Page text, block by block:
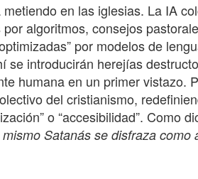
en las iglesias. La IA
algoritmos, consejos
por modelos de
se introducirán herejías
humana en un primer vistazo.
del cristianismo,
o “accesibilidad”. Como
Satanás se disfraza como